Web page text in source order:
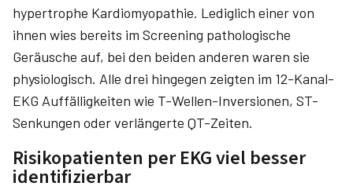
hypertrophe Kardiomyopathie. Lediglich einer von
ihnen wies bereits im Screening pathologische
Geräusche auf, bei den beiden anderen waren sie
physiologisch. Alle drei hingegen zeigten im 12-Kanal-
EKG Auffälligkeiten wie T-Wellen-Inversionen, ST-
Senkungen oder verlängerte QT-Zeiten.
Risikopatienten per EKG viel besser
identifizierbar